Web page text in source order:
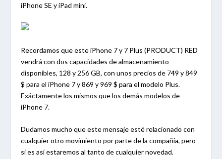
iPhone SE y iPad mini.
Recordamos que este iPhone 7 y 7 Plus (PRODUCT) RED
vendrá con dos capacidades de almacenamiento
disponibles, 128 y 256 GB, con unos precios de 749 y 849
$ para el iPhone 7 y 869 y 969 $ para el modelo Plus.
Exáctamente los mismos que los demás modelos de
iPhone 7.
Dudamos mucho que este mensaje esté relacionado con
cualquier otro movimiento por parte de la compañía, pero
si es así estaremos al tanto de cualquier novedad.